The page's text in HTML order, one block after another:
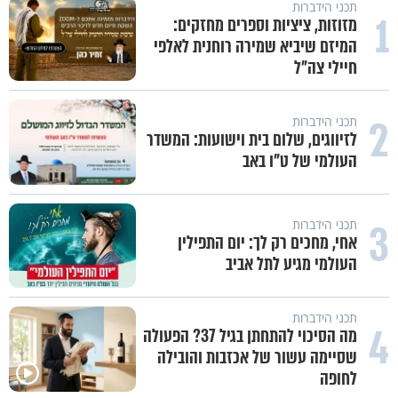
1 תכני הידברות
מזוזות, ציציות וספרים מחזקים:
המיזם שיביא שמירה רוחנית לאלפי
חיילי צה"ל
2 תכני הידברות
לזיווגים, שלום בית וישועות: המשדר
העולמי של ט"ו באב
3 תכני הידברות
אחי, מחכים רק לך: יום התפילין
העולמי מגיע לתל אביב
4 תכני הידברות
מה הסיכוי להתחתן בגיל 37? הפעולה
שסיימה עשור של אכזבות והובילה
לחופה
באיזה ארץ לומדים יותר גמרא בדרום